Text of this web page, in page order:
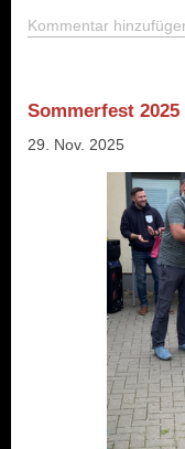
Kommentar
Sommerfest
29. Nov. 2025